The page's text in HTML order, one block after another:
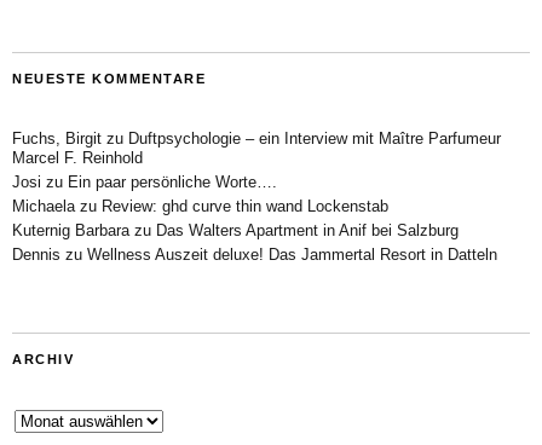
NEUESTE KOMMENTARE
Fuchs, Birgit zu Duftpsychologie – ein Interview mit Maître Parfumeur
Marcel F. Reinhold
Josi zu Ein paar persönliche Worte….
Michaela zu Review: ghd curve thin wand Lockenstab
Kuternig Barbara zu Das Walters Apartment in Anif bei Salzburg
Dennis zu Wellness Auszeit deluxe! Das Jammertal Resort in Datteln
ARCHIV
Archiv